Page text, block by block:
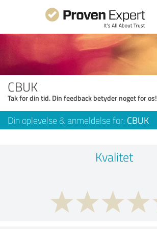
CBUK
Tak for din tid. Din feedback betyder noget for os!
Din oplevelse & anmeldelse for: CBUK
Kvalitet